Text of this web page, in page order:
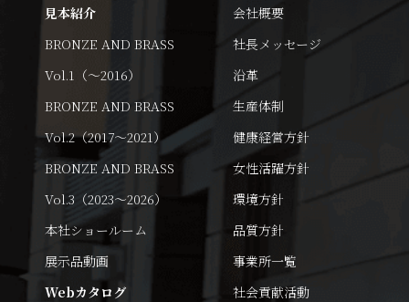
見本紹介
BRONZE AND BRASS
Vol.1（～2016）
BRONZE AND BRASS
Vol.2（2017～2021）
BRONZE AND BRASS
Vol.3（2023～2026）
本社ショールーム
展示品動画
Webカタログ
会社概要
社長メッセージ
沿革
生産体制
健康経営方針
女性活躍方針
環境方針
品質方針
事業所一覧
社会貢献活動